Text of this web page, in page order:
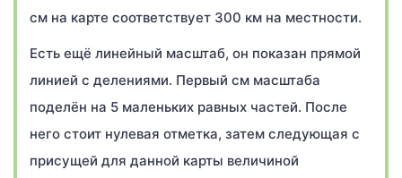
см на карте соответствует 300 км на местности.
Есть ещё линейный масштаб, он показан прямой
линией с делениями. Первый см масштаба
поделён на 5 маленьких равных частей. После
него стоит нулевая отметка, затем следующая с
присущей для данной карты величиной